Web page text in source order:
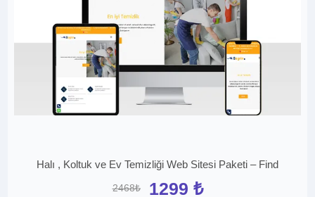
Halı , Koltuk ve Ev Temizliği Web Sitesi Paketi – Find
2468₺ 1299 ₺